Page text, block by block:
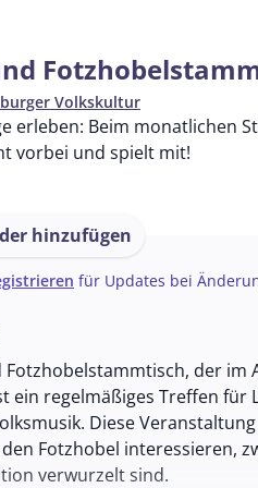
Volkskultur
erleben: Beim monatlichen
vorbei und spielt mit!
hinzufügen
für Updates bei
Fotzhobelstammtisch, der
ein regelmäßiges Treffen
Diese
Fotzhobel interessieren,
verwurzelt sind.